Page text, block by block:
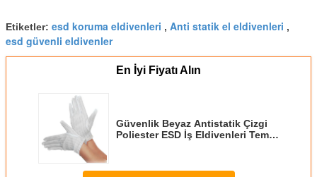
Etiketler: esd koruma eldivenleri , Anti statik el eldivenleri ,
esd güvenli eldivenler
En İyi Fiyatı Alın
Güvenlik Beyaz Antistatik Çizgi
Poliester ESD İş Eldivenleri Temiz